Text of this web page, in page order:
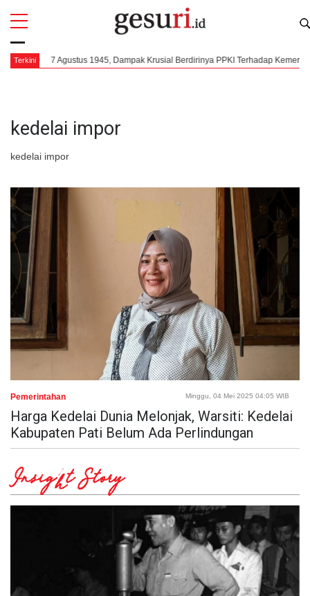
Terkini7 Agustus 1945, Dampak Krusial Berdirinya PPKI Terhadap Kemerdekaan
kedelai impor
kedelai impor
All
Pemerintahan Minggu, 04 Mei 2025 04:05 WIB
Harga Kedelai Dunia Melonjak, Warsiti: Kedelai
Kabupaten Pati Belum Ada Perlindungan
Insight Story